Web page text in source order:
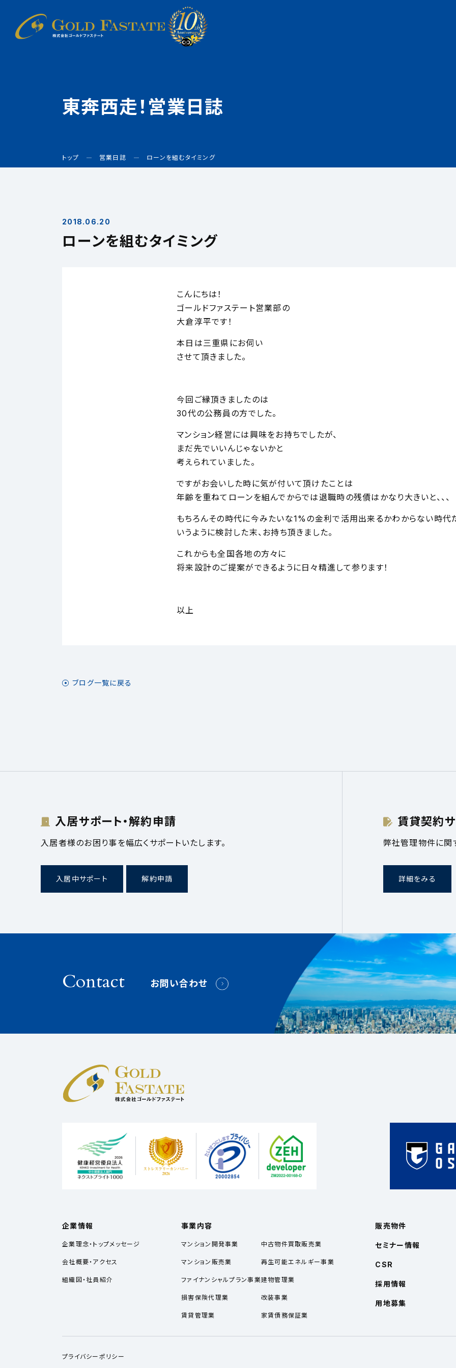
東奔西走！営業日誌
トップ 営業日誌 ローンを組むタイミング
2018.06.20
ローンを組むタイミング
こんにちは！
ゴールドファステート営業部の
大倉淳平です！
本日は三重県にお伺い
させて頂きました。
今回ご縁頂きましたのは
30代の公務員の方でした。
マンション経営には興味をお持ちでしたが、
まだ先でいいんじゃないかと
考えられていました。
ですがお会いした時に気が付いて頂けたことは
年齢を重ねてローンを組んでからでは退職時の残債はかなり大きいと、、、
もちろんその時代に今みたいな1%の金利で活用出来るかわからない時代
いうように検討した末、お持ち頂きました。
これからも全国各地の方々に
将来設計のご提案ができるように日々精進して参ります！
以上
ブログ一覧に戻る
入居サポート・解約申請
入居者様のお困り事を幅広くサポートいたします。
入居中サポート 解約申請
賃貸契約
弊社管理物件に関
詳細をみる
Contact お問い合わせ
企業情報
企業理念・トップメッセージ
会社概要・アクセス
組織図・社員紹介
事業内容
マンション開発事業
マンション販売業
ファイナンシャルプラン事業
損害保険代理業
賃貸管理業
中古物件買取販売業
再生可能エネルギー事業
建物管理業
改装事業
家賃債務保証業
販売物件
セミナー情報
CSR
採用情報
用地募集
プライバシーポリシー